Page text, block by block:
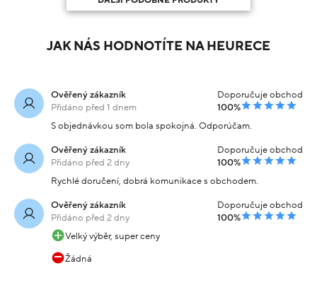
JAK NÁS HODNOTÍTE NA HEURECE
Ověřený zákazník
Přidáno před 1 dnem
Doporučuje obchod
100%
S objednávkou som bola spokojná. Odporúčam.
Ověřený zákazník
Přidáno před 2 dny
Doporučuje obchod
100%
Rychlé doručení, dobrá komunikace s obchodem.
Ověřený zákazník
Přidáno před 2 dny
Doporučuje obchod
100%
Velký výběr, super ceny
Žádná